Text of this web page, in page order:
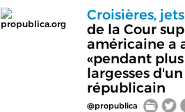
propublica.org
Croisières,
de la Cour
américaine a
«pendant
largesses
républicain
@propublica